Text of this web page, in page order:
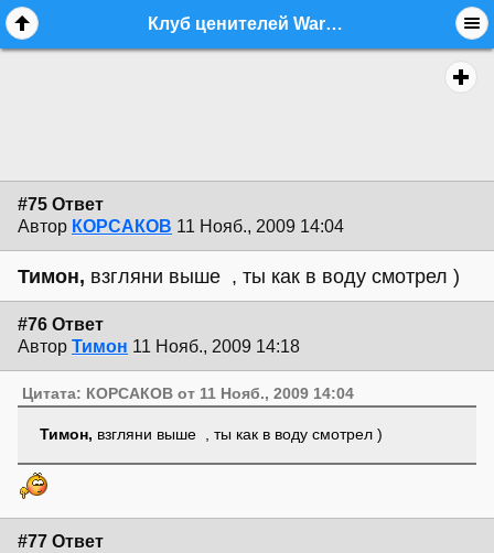
Клуб ценителей Warwick - стр. 6 - equipment.bass - Форум гитаристов
#75 Ответ
Автор КОРСАКОВ 11 Нояб., 2009 14:04
Тимон, взгляни выше , ты как в воду смотрел )
#76 Ответ
Автор Тимон 11 Нояб., 2009 14:18
Цитата: КОРСАКОВ от 11 Нояб., 2009 14:04
Тимон, взгляни выше , ты как в воду смотрел )
#77 Ответ